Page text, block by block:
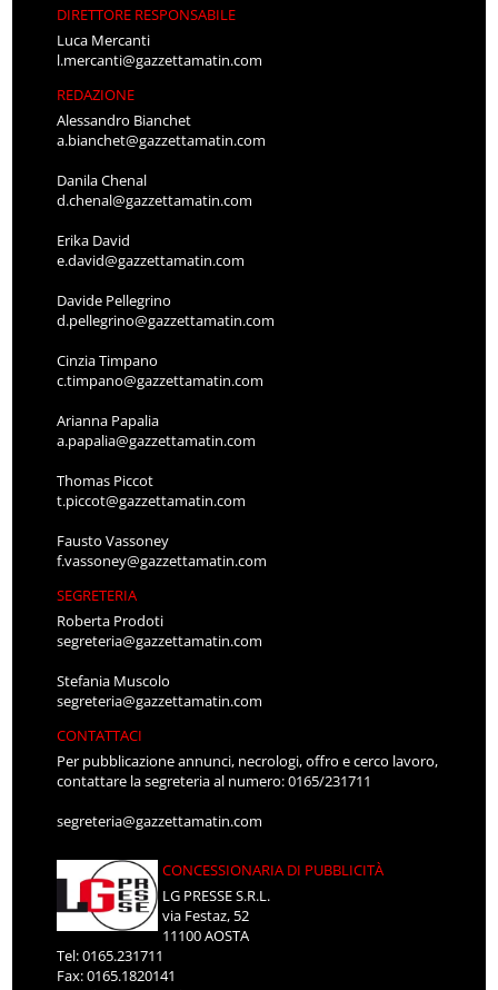
DIRETTORE RESPONSABILE
Luca Mercanti
l.mercanti@gazzettamatin.com
REDAZIONE
Alessandro Bianchet
a.bianchet@gazzettamatin.com
Danila Chenal
d.chenal@gazzettamatin.com
Erika David
e.david@gazzettamatin.com
Davide Pellegrino
d.pellegrino@gazzettamatin.com
Cinzia Timpano
c.timpano@gazzettamatin.com
Arianna Papalia
a.papalia@gazzettamatin.com
Thomas Piccot
t.piccot@gazzettamatin.com
Fausto Vassoney
f.vassoney@gazzettamatin.com
SEGRETERIA
Roberta Prodoti
segreteria@gazzettamatin.com
Stefania Muscolo
segreteria@gazzettamatin.com
CONTATTACI
Per pubblicazione annunci, necrologi, offro e cerco lavoro,
contattare la segreteria al numero: 0165/231711
segreteria@gazzettamatin.com
CONCESSIONARIA DI PUBBLICITÀ
LG PRESSE S.R.L.
via Festaz, 52
11100 AOSTA
Tel: 0165.231711
Fax: 0165.1820141